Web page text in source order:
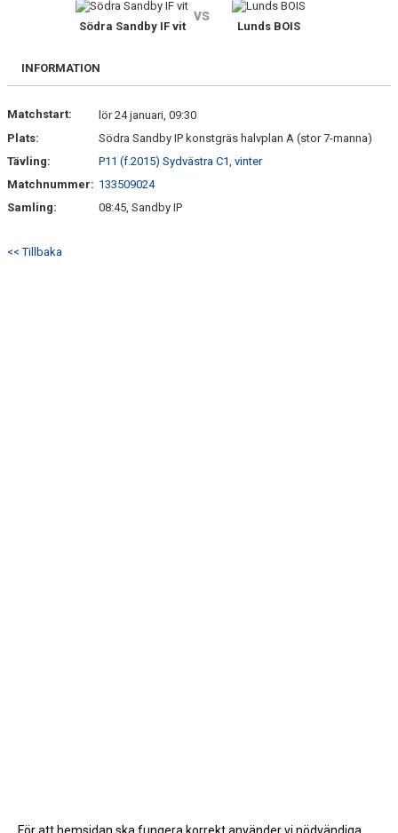
KONTAKT
Södra Sandby IF vit
vs
Lunds BOIS
INFORMATION
Matchstart:
lör 24 januari, 09:30
Plats:
Södra Sandby IP konstgräs halvplan A (stor 7-manna)
Tävling:
P11 (f.2015) Sydvästra C1, vinter
Matchnummer: 133509024
Samling:
08:45, Sandby IP
<< Tillbaka